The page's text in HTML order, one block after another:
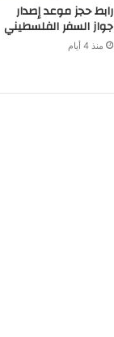
رابط حجز موعد إصدار
جواز السفر الفلسطيني
منذ 4 أيام